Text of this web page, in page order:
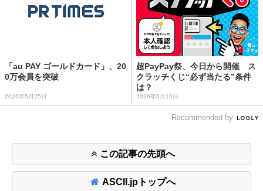
「au PAY ゴールドカード」、20
0万会員を突破
2026年5月25日
超PayPay祭、今日から開催 ス
クラッチくじ“必ず当たる”条件
は？
2026年6月19日
Recommended by
この記事の先頭へ
ASCII.jpトップへ